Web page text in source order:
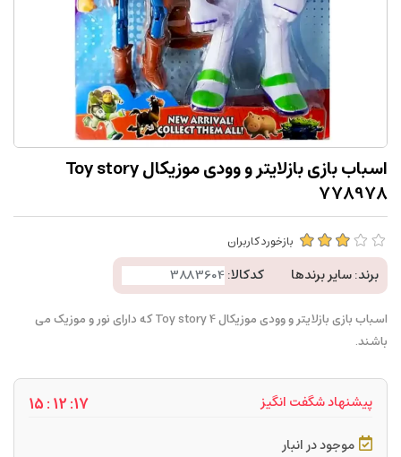
اسباب بازی بازلایتر و وودی موزیکال Toy story
778978
بازخورد کاربران
برند:سایر برندها کدکالا:
اسباب بازی بازلایتر و وودی موزیکال Toy story 4 که دارای نور و موزیک می
باشند.
پیشنهاد شگفت انگیز 17: 12 : 15
موجود در انبار